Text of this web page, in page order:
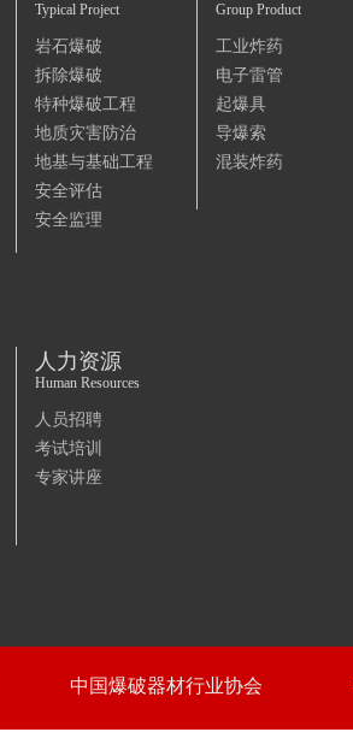
中国爆破器材行业协会
Group Product
工业炸药
电子雷管
起爆具
导爆索
混装炸药
Typical Project
岩石爆破
拆除爆破
特种爆破工程
地质灾害防治
地基与基础工程
安全评估
安全监理
人力资源
Human Resources
人员招聘
考试培训
专家讲座